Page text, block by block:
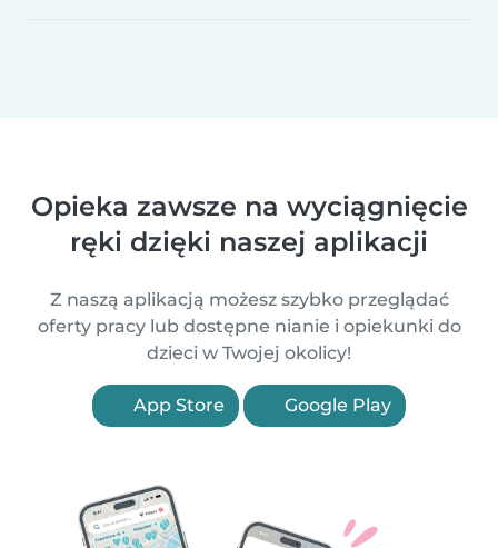
Opieka zawsze na wyciągnięcie
ręki dzięki naszej aplikacji
Z naszą aplikacją możesz szybko przeglądać
oferty pracy lub dostępne nianie i opiekunki do
dzieci w Twojej okolicy!
App Store Google Play